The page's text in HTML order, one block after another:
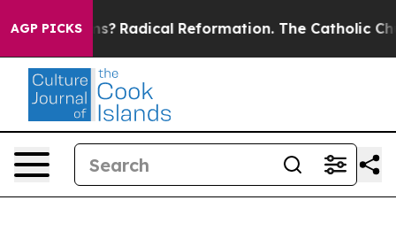
AGP PICKS
Farms? Radical Reformation. The Catholic